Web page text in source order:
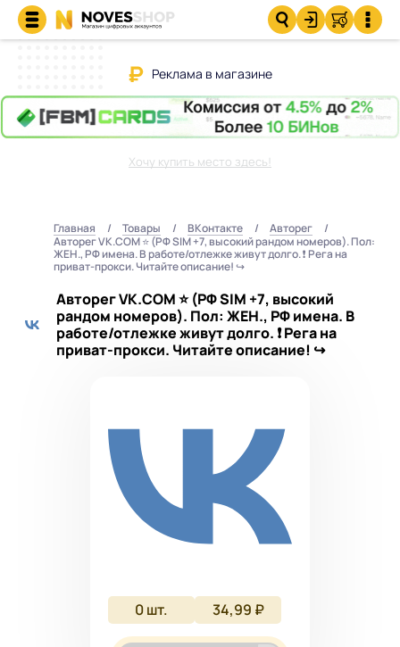
Реклама в магазине
Хочу купить место здесь!
Главная Товары ВКонтакте
Авторег
Авторег VK.COM ⭐️ (РФ SIM +7, высокий рандом номеров). Пол:
ЖЕН., РФ имена. В работе/отлежке живут долго. ❗️ Рега на
приват-прокси. Читайте описание! ↪
Авторег VK.COM ⭐️ (РФ SIM +7, высокий
рандом номеров). Пол: ЖЕН., РФ имена. В
работе/отлежке живут долго. ❗️ Рега на
приват-прокси. Читайте описание! ↪
0шт. 34,99 ₽